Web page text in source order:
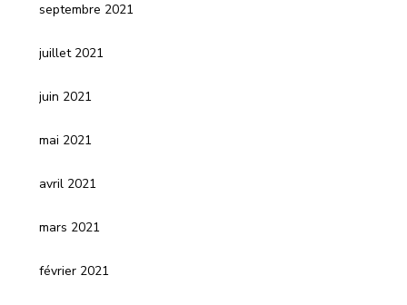
septembre 2021
juillet 2021
juin 2021
mai 2021
avril 2021
mars 2021
février 2021